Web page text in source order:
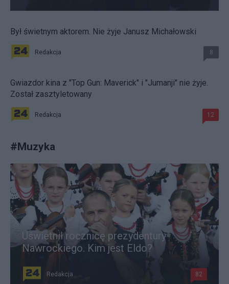
Był świetnym aktorem. Nie żyje Janusz Michałowski
Redakcja 8
Gwiazdor kina z "Top Gun: Maverick" i "Jumanji" nie żyje.
Został zasztyletowany
Redakcja 12
#Muzyka
Uświetnił rocznicę prezydentury
Nawrockiego. Kim jest Eldo?
Redakcja 82